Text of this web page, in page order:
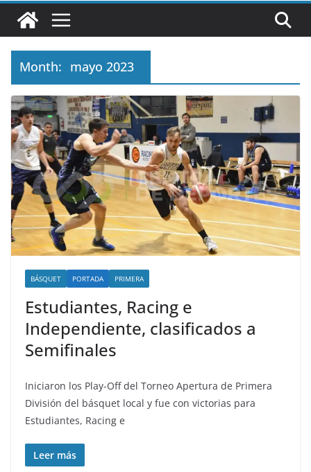
Month: mayo 2023
BÁSQUET PORTADA PRIMERA
Estudiantes, Racing e
Independiente, clasificados a
Semifinales
Iniciaron los Play-Off del Torneo Apertura de Primera
División del básquet local y fue con victorias para
Estudiantes, Racing e
Leer más